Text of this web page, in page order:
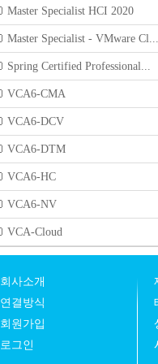
Master Specialist HCI 2020
Master Specialist - VMware Cl...
Spring Certified Professional...
VCA6-CMA
VCA6-DCV
VCA6-DTM
VCA6-HC
VCA6-NV
VCA-Cloud
회사소개
연결방식
회원가입
로그인